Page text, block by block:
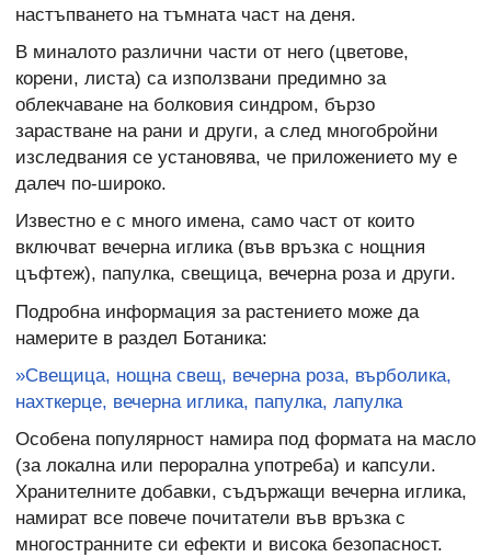
настъпването на тъмната част на деня.
В миналото различни части от него (цветове,
корени, листа) са използвани предимно за
облекчаване на болковия синдром, бързо
зарастване на рани и други, а след многобройни
изследвания се установява, че приложението му е
далеч по-широко.
Известно е с много имена, само част от които
включват вечерна иглика (във връзка с нощния
цъфтеж), папулка, свещица, вечерна роза и други.
Подробна информация за растението може да
намерите в раздел Ботаника:
»Свещица, нощна свещ, вечерна роза, върболика,
нахткерце, вечерна иглика, папулка, лапулка
Особена популярност намира под формата на масло
(за локална или перорална употреба) и капсули.
Хранителните добавки, съдържащи вечерна иглика,
намират все повече почитатели във връзка с
многостранните си ефекти и висока безопасност.